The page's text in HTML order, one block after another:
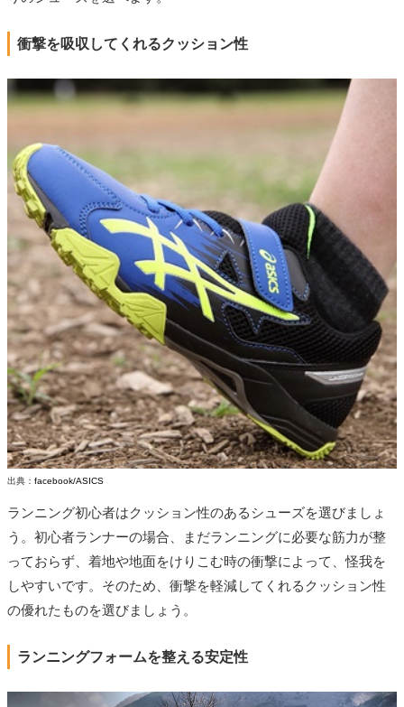
衝撃を吸収してくれるクッション性
出典： facebook/ASICS
ランニング初心者はクッション性のあるシューズを選びましょ
う。初心者ランナーの場合、まだランニングに必要な筋力が整
っておらず、着地や地面をけりこむ時の衝撃によって、怪我を
しやすいです。そのため、衝撃を軽減してくれるクッション性
の優れたものを選びましょう。
ランニングフォームを整える安定性